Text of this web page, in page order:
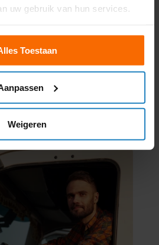
uw gebruik van hun services.
Toestaan
Weigeren
manier te vertellen. We
de weg op kan. Al meer dan
hun code 95 te behalen bij
volgende?
Aan!